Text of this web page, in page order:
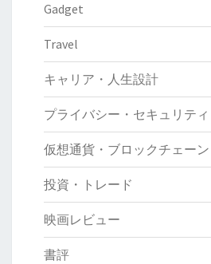
Gadget
Travel
キャリア・人生設計
プライバシー・セキュリティ
仮想通貨・ブロックチェーン
投資・トレード
映画レビュー
書評